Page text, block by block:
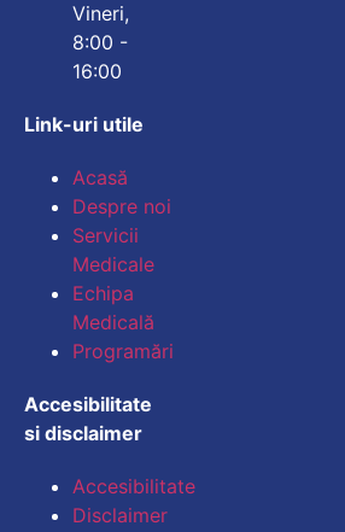
Vineri,
8:00 -
16:00
Link-uri utile
Acasă
Despre noi
Servicii
Medicale
Echipa
Medicală
Programări
Accesibilitate
si disclaimer
Accesibilitate
Disclaimer